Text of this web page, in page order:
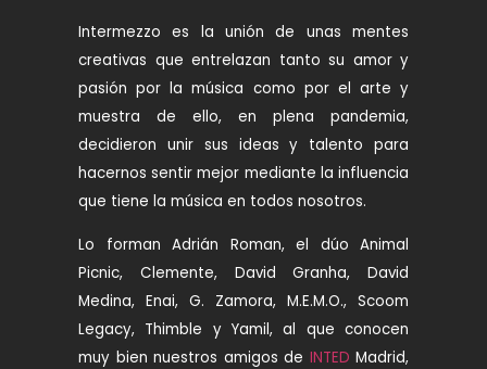
Intermezzo es la unión de unas mentes
creativas que entrelazan tanto su amor y
pasión por la música como por el arte y
muestra de ello, en plena pandemia,
decidieron unir sus ideas y talento para
hacernos sentir mejor mediante la influencia
que tiene la música en todos nosotros.
Lo forman Adrián Roman, el dúo Animal
Picnic, Clemente, David Granha, David
Medina, Enai, G. Zamora, M.E.M.O., Scoom
Legacy, Thimble y Yamil, al que conocen
muy bien nuestros amigos de INTED Madrid,